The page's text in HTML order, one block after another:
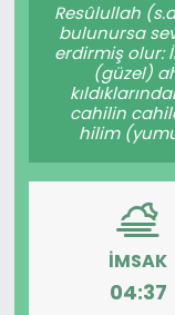
Resûlullah
bulunursa
erdirmiş olur:
(güzel)
cahilin
hilim
İMSAK
04:37